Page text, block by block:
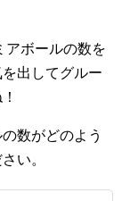
アボールの数を
出してグルー
数がどのよう
い。